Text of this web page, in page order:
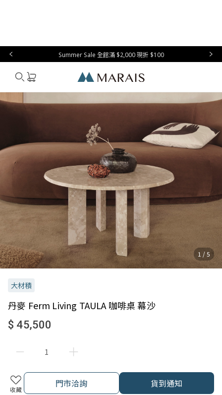
Summer Sale 全館滿 $2,000 現折 $100
Marais
1 / 5
大材積
丹麥 Ferm Living TAULA 咖啡桌 幕沙
$ 45,500
收藏 門市洽詢 貨到通知